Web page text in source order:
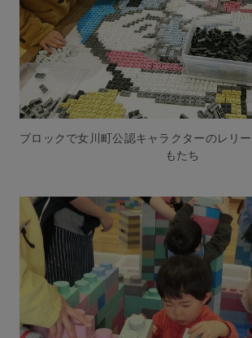
ブロックで女川町公認キャラクターのレリ
もたち